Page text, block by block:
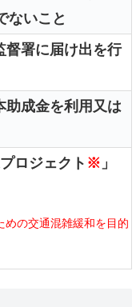
ないこと
署に届け出を行
成金を利用又は
ロジェクト ※ 」
の交通混雑緩和を目的